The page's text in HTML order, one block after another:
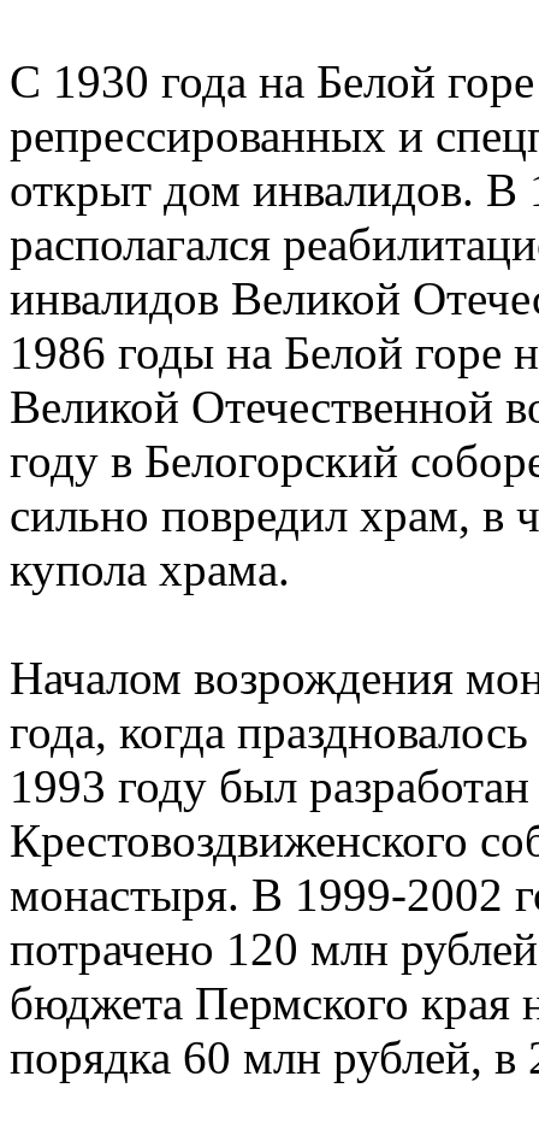
С 1930 года на Белой
репрессированных и
открыт дом инвалидов. В
располагался
инвалидов Великой
1986 годы на Белой горе
Великой Отечественной
году в Белогорский
сильно повредил храм, в
купола храма.
Началом возрождения
года, когда
1993 году был
Крестовоздвиженского
монастыря. В 1999-2002
потрачено 120 млн
бюджета Пермского края
порядка 60 млн рублей,